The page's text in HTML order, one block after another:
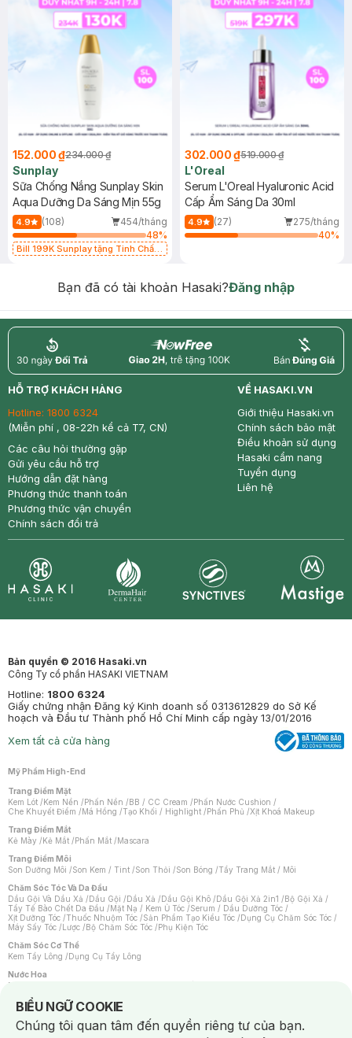
152.000 ₫234.000 ₫
Sunplay
Sữa Chống Nắng Sunplay Skin
Aqua Dưỡng Da Sáng Mịn 55g
4.9 (108)
454/tháng
48%
Bill 199K Sunplay tặng Tinh Chất
302.000 ₫519.000 ₫
L'Oreal
Serum L'Oreal Hyaluronic Acid
Cấp Ẩm Sáng Da 30ml
4.9 (27)
275/tháng
40%
Bạn đã có tài khoản Hasaki?Đăng nhập
return nowfree price
HỖ TRỢ KHÁCH HÀNG
Hotline: 1800 6324
(Miễn phí , 08-22h kể cả T7, CN)
Các câu hỏi thường gặp
Gửi yêu cầu hỗ trợ
Hướng dẫn đặt hàng
Phương thức thanh toán
Phương thức vận chuyển
Chính sách đổi trả
VỀ HASAKI.VN
Giới thiệu Hasaki.vn
Chính sách bảo mật
Điều khoản sử dụng
Hasaki cẩm nang
Tuyển dụng
Liên hệ
Bản quyền © 2016 Hasaki.vn
Công Ty cổ phần HASAKI VIETNAM
Hotline: 1800 6324
Giấy chứng nhận Đăng ký Kinh doanh số 0313612829 do Sở Kế
hoạch và Đầu tư Thành phố Hồ Chí Minh cấp ngày 13/01/2016
Xem tất cả cửa hàng
Mỹ Phẩm High-End
Trang Điểm Mặt
Kem Lót /Kem Nền /Phấn Nền /BB / CC Cream /Phấn Nước Cushion /
Che Khuyết Điểm /Má Hồng /Tạo Khối / Highlight /Phấn Phủ /Xịt Khoá Makeup
Trang Điểm Mắt
Kẻ Mày /Kẻ Mắt /Phấn Mắt /Mascara
Trang Điểm Môi
Son Dưỡng Môi /Son Kem / Tint /Son Thỏi /Son Bóng /Tẩy Trang Mắt / Môi
Chăm Sóc Tóc Và Da Đầu
Dầu Gội Và Dầu Xả /Dầu Gội /Dầu Xả /Dầu Gội Khô /Dầu Gội Xả 2in1 /Bộ Gội Xả /
Tẩy Tế Bào Chết Da Đầu /Mặt Nạ / Kem Ủ Tóc /Serum / Dầu Dưỡng Tóc /
Xịt Dưỡng Tóc /Thuốc Nhuộm Tóc /Sản Phẩm Tạo Kiểu Tóc /Dụng Cụ Chăm Sóc Tóc /
Máy Sấy Tóc /Lược /Bộ Chăm Sóc Tóc /Phụ Kiện Tóc
Chăm Sóc Cơ Thể
Kem Tẩy Lông /Dụng Cụ Tẩy Lông
Nước Hoa
Nước Hoa Nữ
Chăm Sóc Cá Nhân
Chống Muỗi /Khẩu Trang /Máy Massage/Mặt Nạ Xông Hơi /Nước Rửa Tay/
Sản Phẩm Chăm Sóc Khác /Bàn Chải Đánh Răng /Bàn Chải Điện/
BIỂU NGỮ COOKIE
Notice about cookies usage
Chúng tôi quan tâm đến quyền riêng tư của bạn.